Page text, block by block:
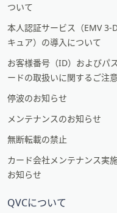
ついて
本人認証サービス（EMV 3-
キュア）の導入について
お客様番号（ID）およびパ
ードの取扱いに関するご注意
停波のお知らせ
メンテナンスのお知らせ
無断転載の禁止
カード会社メンテナンス実
お知らせ
QVCについて